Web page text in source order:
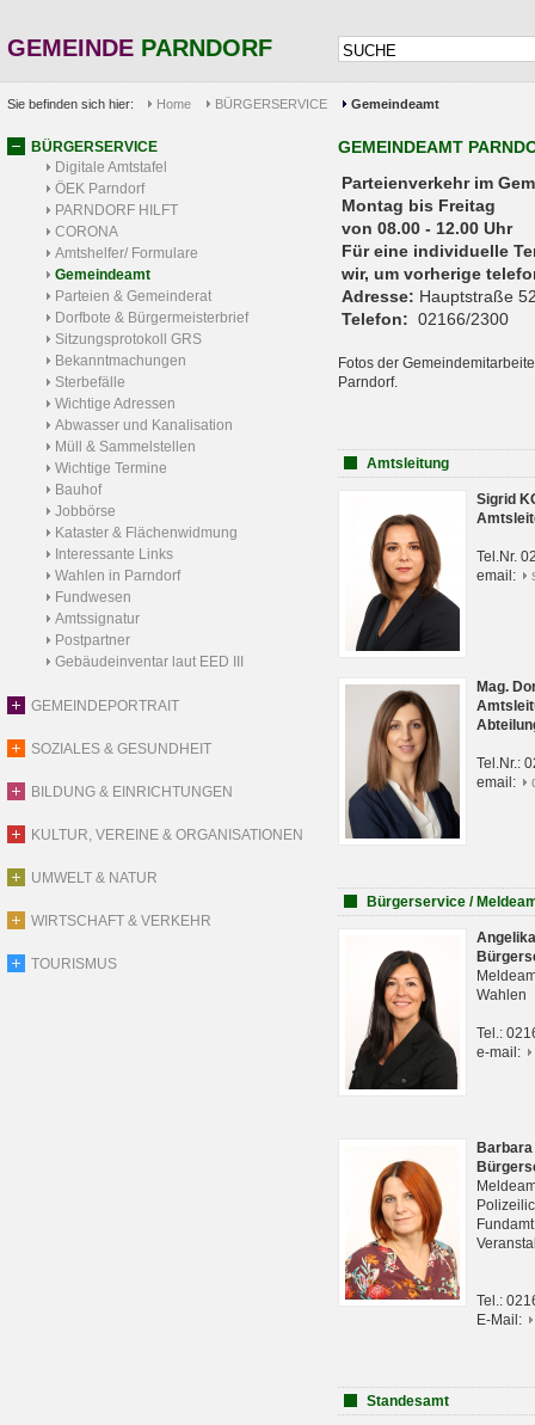
GEMEINDE PARNDORF
Sie befinden sich hier: Home BÜRGERSERVICE Gemeindeamt
BÜRGERSERVICE
Digitale Amtstafel
ÖEK Parndorf
PARNDORF HILFT
CORONA
Amtshelfer/ Formulare
Gemeindeamt
Parteien & Gemeinderat
Dorfbote & Bürgermeisterbrief
Sitzungsprotokoll GRS
Bekanntmachungen
Sterbefälle
Wichtige Adressen
Abwasser und Kanalisation
Müll & Sammelstellen
Wichtige Termine
Bauhof
Jobbörse
Kataster & Flächenwidmung
Interessante Links
Wahlen in Parndorf
Fundwesen
Amtssignatur
Postpartner
Gebäudeinventar laut EED III
GEMEINDEPORTRAIT
SOZIALES & GESUNDHEIT
BILDUNG & EINRICHTUNGEN
KULTUR, VEREINE & ORGANISATIONEN
UMWELT & NATUR
WIRTSCHAFT & VERKEHR
TOURISMUS
GEMEINDEAMT
Parteienverkehr
Montag bis Freitag
von 08.00 - 12.00 Uhr
Für eine individuelle
wir, um vorherige
Adresse: Hauptstraße
Telefon: 02166/2300
Fotos der
Parndorf.
Amtsleitung
Sigrid
Tel.Nr.
email:
Mag.
Tel.Nr.:
email:
Bürgerservice /
Wahlen
Tel.:
e-mail:
Tel.:
E-Mail:
Standesamt